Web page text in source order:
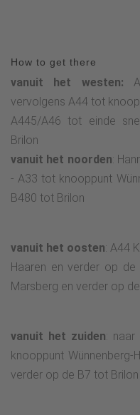
How to get there
vanuit het westen:
vervolgens A44 tot
A445/A46 tot einde
Brilon
vanuit het noorden:
- A33 tot knooppunt
B480 tot Brilon
vanuit het oosten: A44
Haaren en verder op
Marsberg en verder op
vanuit het zuiden:
knooppunt
verder op de B7 tot Brilon